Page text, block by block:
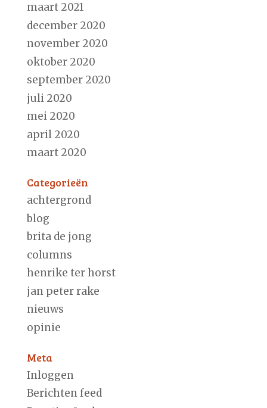
maart 2021
december 2020
november 2020
oktober 2020
september 2020
juli 2020
mei 2020
april 2020
maart 2020
Categorieën
achtergrond
blog
brita de jong
columns
henrike ter horst
jan peter rake
nieuws
opinie
Meta
Inloggen
Berichten feed